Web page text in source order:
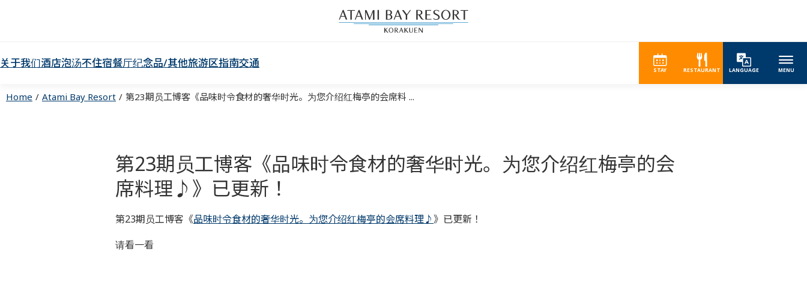
关于我们酒店泡汤不住宿餐厅纪念品/其他旅游区指南交通
STAY RESTAURANT LANGUAGE MENU
Home Atami Bay Resort 第23期员工博客《品味时令食材的奢华时光。为您介绍红梅亭的会席料 ...
第23期员工博客《品味时令食材的奢华时光。为您介绍红梅亭的会
席料理♪》已更新！
第23期员工博客《品味时令食材的奢华时光。为您介绍红梅亭的会席料理♪》已更新！
请看一看